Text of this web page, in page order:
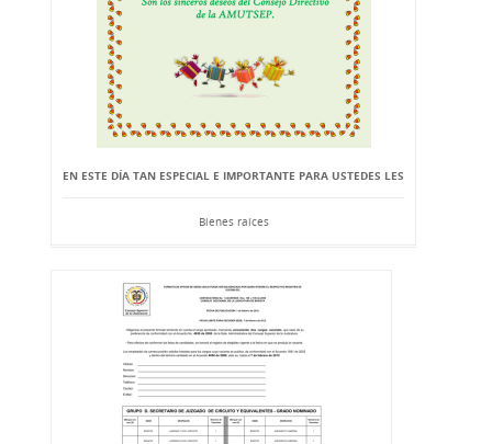
EN ESTE DÍA TAN ESPECIAL E IMPORTANTE PARA USTEDES LES
Bienes raíces